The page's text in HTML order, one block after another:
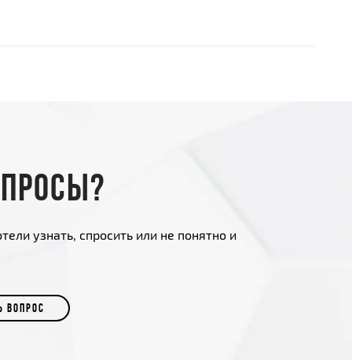
узнать, спросить или не понятно и
ВОПРОС